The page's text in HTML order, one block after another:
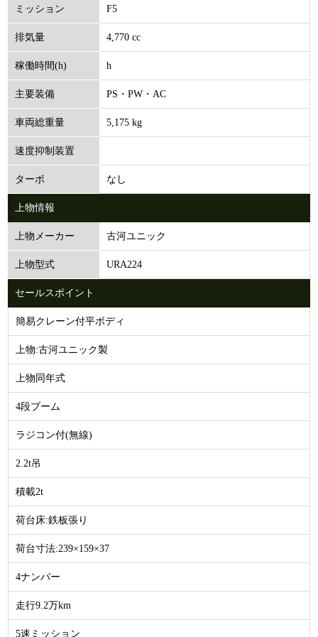
ミッション F5
排気量 4,770 cc
稼働時間(h) h
主要装備 PS・PW・AC
車両総重量 5,175 kg
速度抑制装置
ターボ なし
上物情報
上物メーカー 古河ユニック
上物型式 URA224
セールスポイント
簡易クレーン付平ボディ
上物:古河ユニック製
上物同年式
4段ブーム
ラジコン付(無線)
2.2t吊
積載2t
荷台床:鉄板張り
荷台寸法:239×159×37
4ナンバー
走行9.2万km
5速ミッション